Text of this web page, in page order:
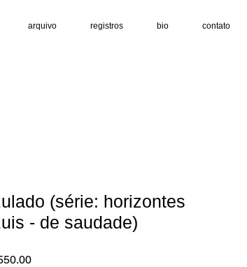
arquivo registros bio contato
(série: horizontes
- de saudade)
Price